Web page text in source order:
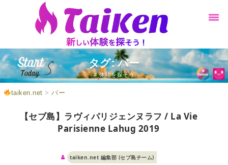
タグ: バー
# 体験を探そう
taiken.net >バー
【セブ島】ラヴィパリジェンヌラフ / La Vie
Parisienne Lahug 2019
taiken.net 編集部 (セブ島チーム)